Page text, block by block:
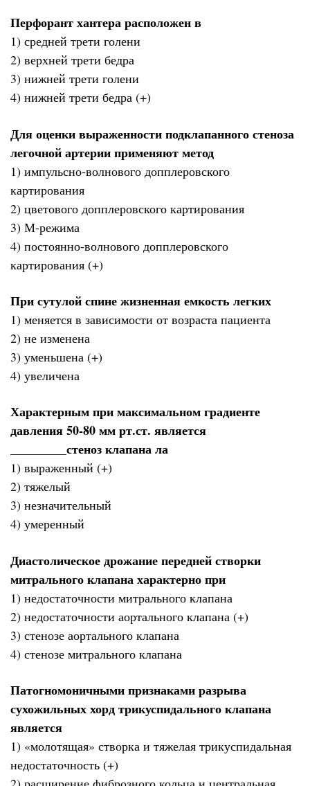
Перфорант хантера расположен в
1) средней трети голени
2) верхней трети бедра
3) нижней трети голени
4) нижней трети бедра (+)
Для оценки выраженности подклапанного стеноза
легочной артерии применяют метод
1) импульсно-волнового допплеровского
картирования
2) цветового допплеровского картирования
3) М-режима
4) постоянно-волнового допплеровского
картирования (+)
При сутулой спине жизненная емкость легких
1) меняется в зависимости от возраста пациента
2) не изменена
3) уменьшена (+)
4) увеличена
Характерным при максимальном градиенте
давления 50-80 мм рт.ст. является
_________стеноз клапана ла
1) выраженный (+)
2) тяжелый
3) незначительный
4) умеренный
Диастолическое дрожание передней створки
митрального клапана характерно при
1) недостаточности митрального клапана
2) недостаточности аортального клапана (+)
3) стенозе аортального клапана
4) стенозе митрального клапана
Патогномоничными признаками разрыва
сухожильных хорд трикуспидального клапана
является
1) «молотящая» створка и тяжелая трикуспидальная
недостаточность (+)